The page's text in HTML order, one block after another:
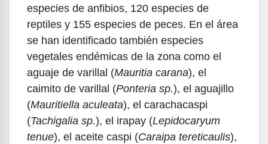
especies de anfibios, 120 especies de
reptiles y 155 especies de peces. En el área
se han identificado también especies
vegetales endémicas de la zona como el
aguaje de varillal (Mauritia carana), el
caimito de varillal (Ponteria sp.), el aguajillo
(Mauritiella aculeata), el carachacaspi
(Tachigalia sp.), el irapay (Lepidocaryum
tenue), el aceite caspi (Caraipa tereticaulis),